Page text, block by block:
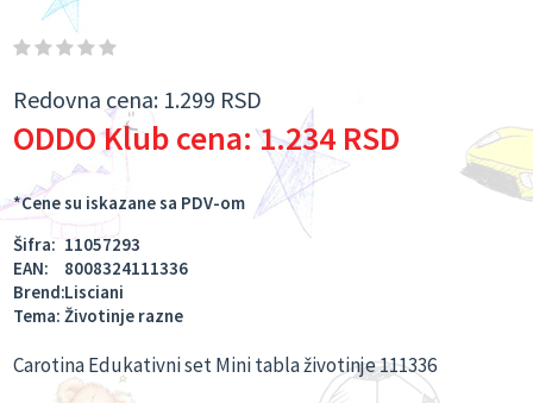
Redovna cena: 1.299 RSD
ODDO Klub cena:1.234 RSD
*Cene su iskazane sa PDV-om
Šifra: 11057293
EAN:
8008324111336
Brend:Lisciani
Tema: Životinje razne
Carotina Edukativni set Mini tabla životinje 111336